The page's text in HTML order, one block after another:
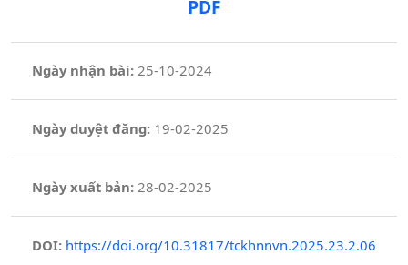
PDF
Ngày nhận bài: 25-10-2024
Ngày duyệt đăng:19-02-2025
Ngày xuất bản: 28-02-2025
DOI: https://doi.org/10.31817/tckhnnvn.2025.23.2.06